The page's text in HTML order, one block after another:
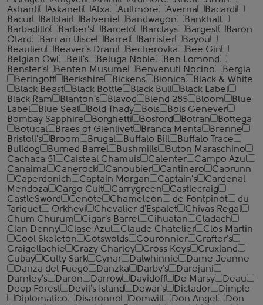
Ashanti
Askaneli Atxa Aultmore Averna
Bacardi
Bacur
Balblair Balvenie Bandwagon
Bankhall
Barbadillo
Barber's Barcelo Barclays Bargest
Baron
Otard
Barr an Uisce Barrel Barrister
Bayou
Beaulieu
Beaver's Dram Becherovka
Bee Gin
Belgian Owl
Bell's Beluga Noble
Ben Lomond
Benster's
Benten Musume Benvenuti Nocino
Bergia
Beringoff
Berkshire Bickens Bionica
Black & White
Black Beast
Black Bottle Black Bull
Black Label
Black Ram
Blanton's Blavod Blend 285 Bloom
Blue
Label
Blue Seal Bold Thady Bols
Bols Genever
Bombay Sapphire
Borghetti Bosford Botran
Bottega
Botucal
Braes of Glenlivet Branca Menta
Brenne
Bristoll's
Broom Brugal Buffalo Bill
Buffalo Trace
Bulldog
Burned Barrel Bushmills
Buton Maraschino
Cachaca 51
Caisteal Chamuis Calenter
Campo Azul
Canaima
Canerock Canoubier Cantinero
Caorunn
Caperdonich
Captain Morgan Captain's
Cardenal
Mendoza
Cargo Cult Carrygreen
Castlecraig
CastleSword
Cenote Chameleon de Fontpinot
du
Tariquet
Orkhevi Chevalier d'Espalet
Chivas Regal
Chum Churum
Cigar's Barrel Cihuatan
Cladach
Clan Denny
Clase Azul Claude Chatelier
Clos Martin
Cool Skeleton
Cotswolds Couronnier
Crafter's
Craigellachie
Crazy Charley Cross Keys
Cruxland
Cubay
Cutty Sark Cynar Dalwhinnie
Dame Jeanne
Danza del Fuego
Danzka Darby's
Darejani
Darnley's
Daron Darrow Davidoff De Marsy
Deau
Deep Forest
Devil's Island Dewar's Dictador
Dimple
Diplomatico
Disaronno Domwill Don Angel
Don